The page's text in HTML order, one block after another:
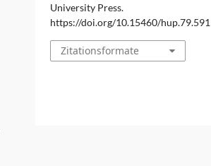
University Press.
https://doi.org/10.15460/hup.79.591
Zitationsformate